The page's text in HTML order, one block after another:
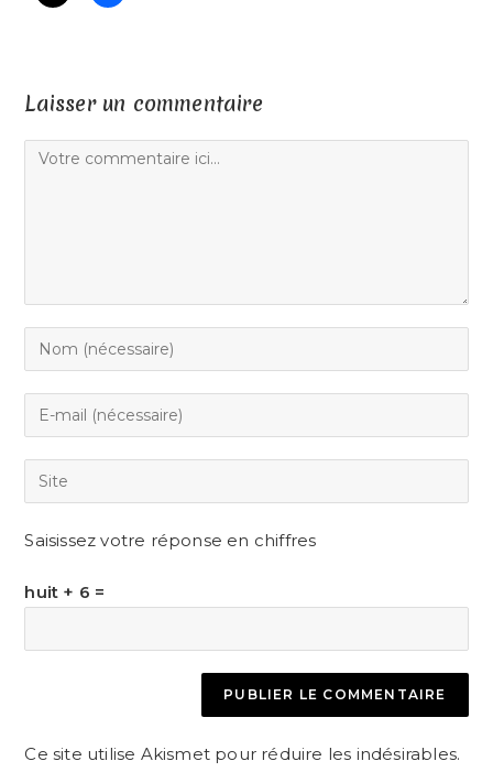
Laisser un commentaire
Comment
Enter
your
name
to
comment
Enter
your
email
address
comment
Saisir
l’URL
site
(facultatif)
Saisissez votre réponse en chiffres
huit + 6 =
Ce site utilise Akismet pour réduire les indésirables.